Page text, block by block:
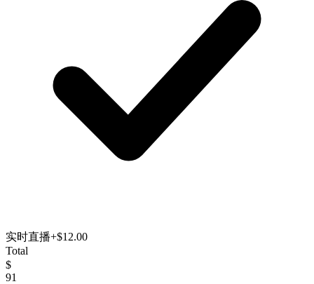
实时直播+$12.00
Total
$
91